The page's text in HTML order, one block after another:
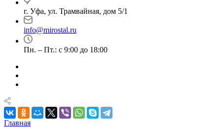
г. Уфа, ул. Трамвайная, дом 5/1
info@mirostal.ru
Пн. – Пт.: с 9:00 до 18:00
Главная